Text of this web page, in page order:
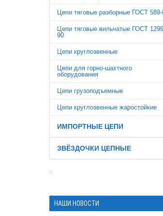
Цепи тяговые разборные ГОСТ 589-
Цепи тяговые вильчатые ГОСТ
90
Цепи круглозвенные
Цепи для горно-шахтного
оборудования
Цепи грузоподъемные
Цепи круглозвенные жаростойкие
ИМПОРТНЫЕ ЦЕПИ
ЗВЁЗДОЧКИ ЦЕПНЫЕ
НАШИ НОВОСТИ